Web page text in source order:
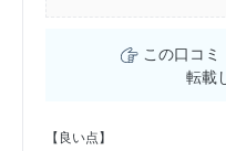
この口コミ
転載
【良い点】